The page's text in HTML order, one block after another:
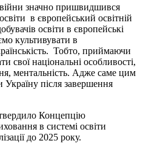
значно пришвидшився
в європейський освітній
освіти в європейські
культивувати в
Тобто, приймаючи
свої національні особливості,
ментальність. Адже саме цим
після завершення
Концепцію
в системі освіти
до 2025 року.